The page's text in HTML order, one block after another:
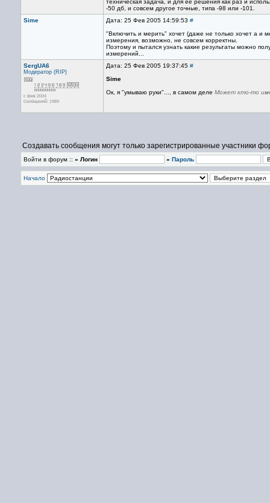
техническая задача, и для ее решения как раз и
-50 дб, и совсем другое точные, типа -98 или -101.
Sime
Дата: 25 Фев 2005 14:59:53 #
"Включить и мерить" хочет (даже не только хочет а и
измерения, возможно, не совсем корректны.
Поэтому и пытался узнать какие результаты можно
измерений...
SergUA6
Модератор (RIP)
с фев 2004
Сообщений: 1989
Дата: 25 Фев 2005 19:37:45 #
Sime
Ок, я "умываю руки"..., в самом деле Может кто-то
Создавать сообщения могут только зарегистрированные участники
Войти в форум :: » Логин » Пароль
Начало